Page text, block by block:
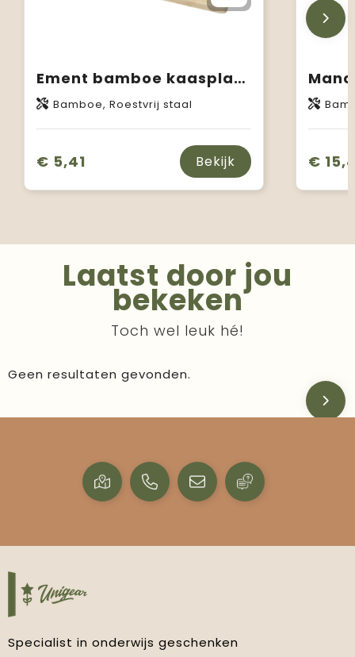
Ement bamboe kaasplank en hulpmiddelen
Bamboe, Roestvrij staal
€ 5,41 Bekijk €
Laatst door jou
bekeken
Toch wel leuk hé!
Geen resultaten gevonden.
Specialist in onderwijs geschenken